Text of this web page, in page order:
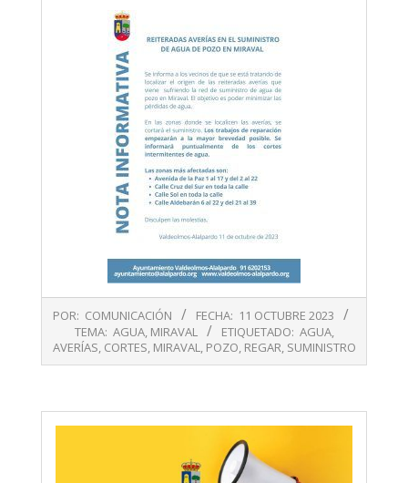
10-
11
POR: COMUNICACIÓN FECHA: 11 OCTUBRE 2023
TEMA: AGUA, MIRAVAL ETIQUETADO: AGUA,
AVERÍAS, CORTES, MIRAVAL, POZO, REGAR, SUMINISTRO